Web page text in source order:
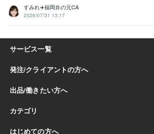
すみれ✈️福岡弁の元CA
2026/07/31 13:17